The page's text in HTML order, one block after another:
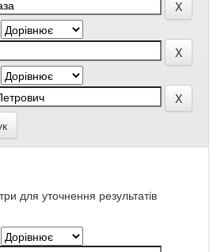
для уточнення результатів